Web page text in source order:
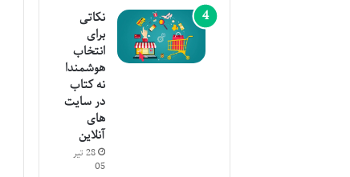
نکاتی
برای
انتخاب
هوشمندا
نه کتاب
در سایت
های
آنلاین
28 تیر
05